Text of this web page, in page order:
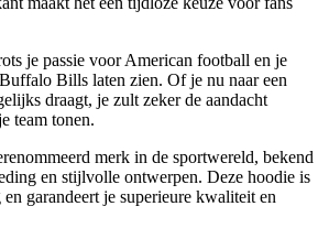
je passie voor American football en je
Bills laten zien. Of je nu naar een
draagt, je zult zeker de aandacht
team tonen.
merk in de sportwereld, bekend
en stijlvolle ontwerpen. Deze hoodie is
garandeert je superieure kwaliteit en